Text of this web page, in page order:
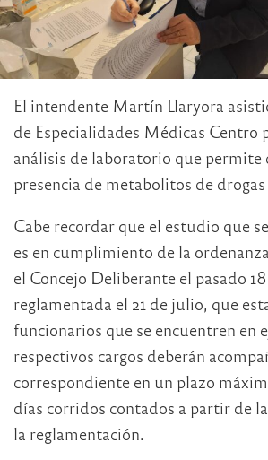
El intendente Martín Llaryora
de Especialidades Médicas Centro
análisis de laboratorio que permite
presencia de metabolitos de
Cabe recordar que el estudio que
es en cumplimiento de la
el Concejo Deliberante el pasado
reglamentada el 21 de julio, que
funcionarios que se encuentren en
respectivos cargos deberán
correspondiente en un plazo
días corridos contados a partir de
la reglamentación.